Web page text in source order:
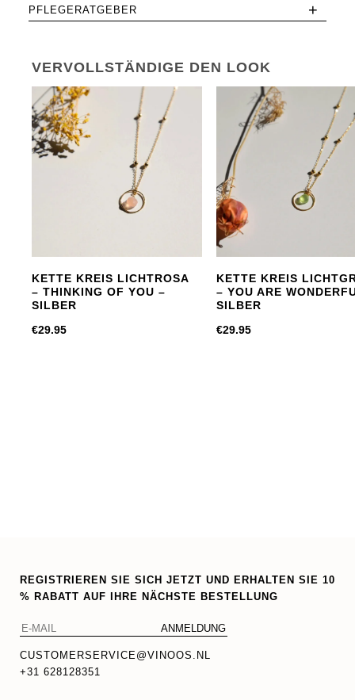
PFLEGERATGEBER +
VERVOLLSTÄNDIGE DEN LOOK
KETTE KREIS LICHTROSA
– THINKING OF YOU –
SILBER
€29.95
KETTE KREIS
– YOU ARE
SILBER
€29.95
REGISTRIEREN SIE SICH JETZT UND ERHALTEN SIE 10
% RABATT AUF IHRE NÄCHSTE BESTELLUNG
CUSTOMERSERVICE@VINOOS.NL
+31 628128351